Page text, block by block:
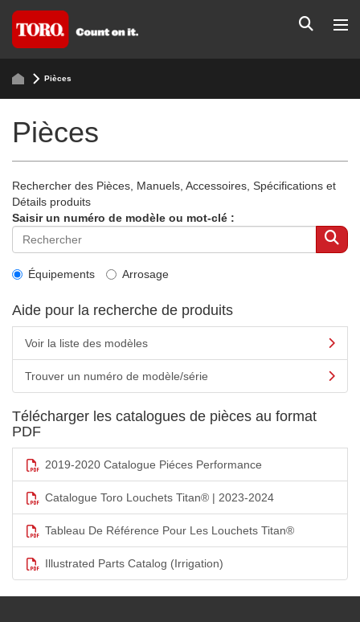
Pièces
Pièces
Rechercher des Pièces, Manuels, Accessoires, Spécifications et
Détails produits
Saisir un numéro de modèle ou mot-clé :
Équipements Arrosage
Aide pour la recherche de produits
Voir la liste des modèles
Trouver un numéro de modèle/série
Télécharger les catalogues de pièces au format
PDF
2019-2020 Catalogue Piéces Performance
Catalogue Toro Louchets Titan® | 2023-2024
Tableau De Référence Pour Les Louchets Titan®
Illustrated Parts Catalog (Irrigation)